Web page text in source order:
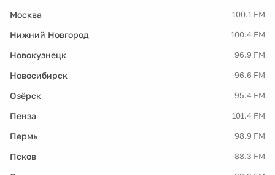
Москва 100.1 FM
Нижний Новгород 100.4 FM
Новокузнецк 96.9 FM
Новосибирск 96.6 FM
Озёрск 95.4 FM
Пенза 101.4 FM
Пермь 98.9 FM
Псков 88.3 FM